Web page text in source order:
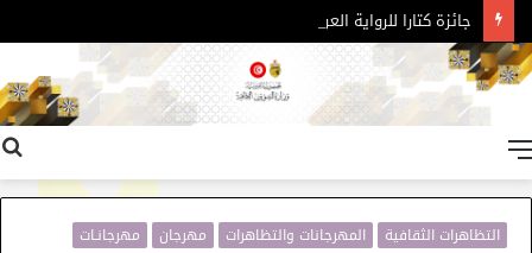
جائزة كتارا للرواية العربية – الدورة 11
التظاهرات الثقافية المهرجانات والتظاهرات مهرجان مهرجانـات